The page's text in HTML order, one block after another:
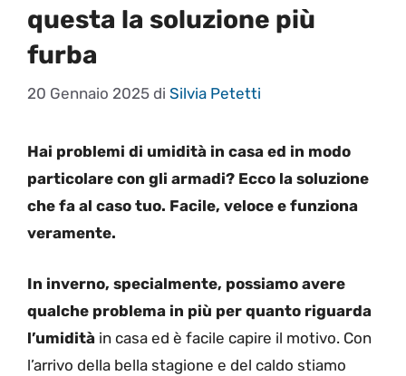
questa la soluzione più
furba
20 Gennaio 2025 di Silvia Petetti
Hai problemi di umidità in casa ed in modo
particolare con gli armadi? Ecco la soluzione
che fa al caso tuo. Facile, veloce e funziona
veramente.
In inverno, specialmente, possiamo avere
qualche problema in più per quanto riguarda
l’umidità in casa ed è facile capire il motivo. Con
l’arrivo della bella stagione e del caldo stiamo